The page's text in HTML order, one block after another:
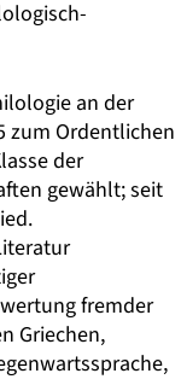
an der
zum Ordentlichen
der
gewählt; seit
fremder
Griechen,